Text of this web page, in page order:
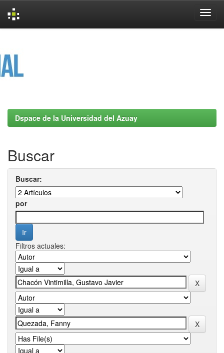
Dspace de la Universidad del Azuay
Buscar
Buscar:
por
Filtros actuales: